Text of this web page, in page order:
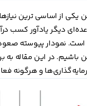
یکی از اساسی ترین
دیگر یادآور کسب
است. نمودار پیوسته
در این مقاله به
و هرگونه